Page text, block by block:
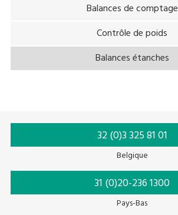
Balances de comptage
Contrôle de poids
Balances étanches
32 (0)3 325 81 01
Belgique
31 (0)20-236 1300
Pays-Bas